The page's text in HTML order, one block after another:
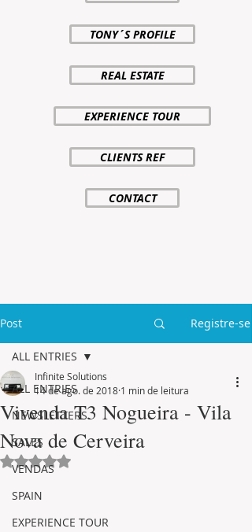
TONY´S PROFILE
REAL ESTATE
EXPERIENCE TOUR
CLIENTS REF
CONTACT
Post Registre-se
ALL ENTRIES
NEWSLETTERS
SALES
VENDAS
SPAIN
EXPERIENCE TOUR
ALL ENTRIES
Vivenda T3 Nogueira - Vila
Nova de Cerveira
Infinite Solutions
14 de ago. de 2018 1 min de leitura
Avaliado com NaN de 5 estrelas.